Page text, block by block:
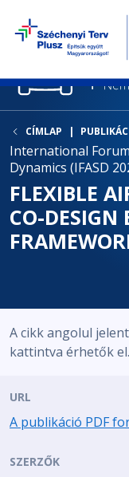
CÍMLAP
International
Dynamics (IFASD
FLEXIBLE
CO-DESIGN
A cikk angolul
kattintva érhetők el.
URL
A publikáció PDF
SZERZŐK